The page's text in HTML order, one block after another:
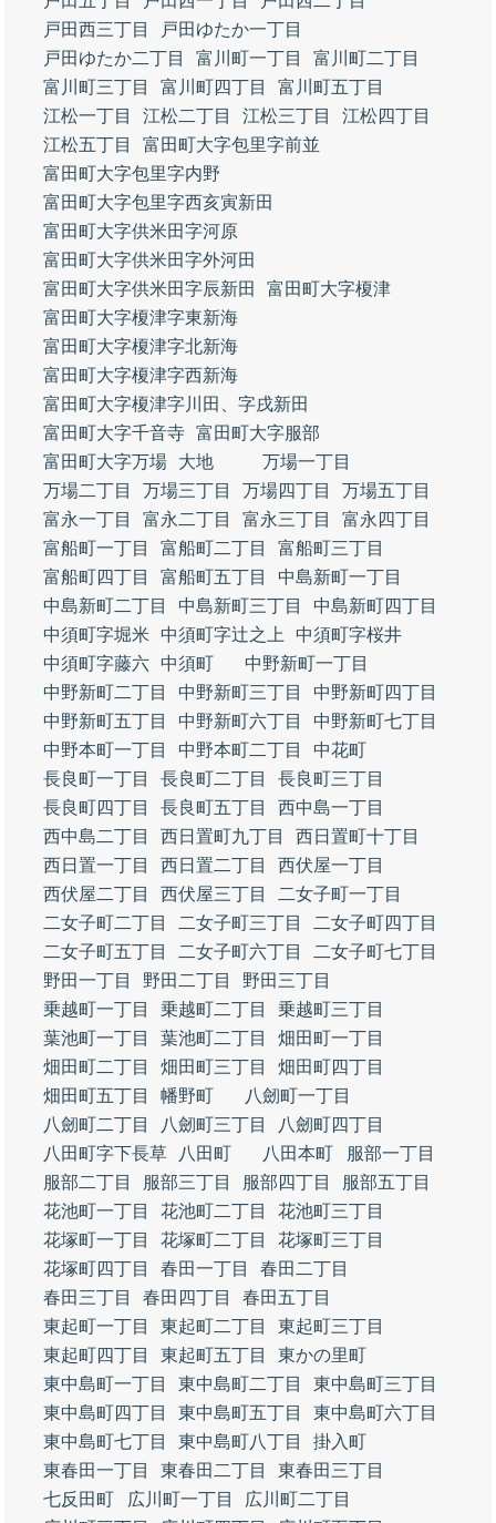
戸田西三丁目
戸田ゆたか一丁目
戸田ゆたか二丁目
富川町一丁目
富川町二丁目
富川町三丁目
富川町四丁目
富川町五丁目
江松一丁目
江松二丁目 江松三丁目
江松四丁目
江松五丁目
富田町大字包里字前並
富田町大字包里字内野
富田町大字包里字西亥寅新田
富田町大字供米田字河原
富田町大字供米田字外河田
富田町大字供米田字辰新田
富田町大字榎津
富田町大字榎津字東新海
富田町大字榎津字北新海
富田町大字榎津字西新海
富田町大字榎津字川田、字戌新田
富田町大字千音寺 富田町大字服部
富田町大字万場
大地
万場一丁目
万場二丁目
万場三丁目 万場四丁目
万場五丁目
富永一丁目
富永二丁目 富永三丁目
富永四丁目
富船町一丁目
富船町二丁目
富船町三丁目
富船町四丁目
富船町五丁目
中島新町一丁目
中島新町二丁目
中島新町三丁目
中島新町四丁目
中須町字堀米
中須町字辻之上
中須町字桜井
中須町字藤六
中須町
中野新町一丁目
中野新町二丁目
中野新町三丁目
中野新町四丁目
中野新町五丁目
中野新町六丁目
中野新町七丁目
中野本町一丁目
中野本町二丁目
中花町
長良町一丁目
長良町二丁目
長良町三丁目
長良町四丁目
長良町五丁目
西中島一丁目
西中島二丁目
西日置町九丁目
西日置町十丁目
西日置一丁目
西日置二丁目
西伏屋一丁目
西伏屋二丁目
西伏屋三丁目
二女子町一丁目
二女子町二丁目
二女子町三丁目
二女子町四丁目
二女子町五丁目
二女子町六丁目
二女子町七丁目
野田一丁目
野田二丁目
野田三丁目
乗越町一丁目
乗越町二丁目
乗越町三丁目
葉池町一丁目
葉池町二丁目
畑田町一丁目
畑田町二丁目
畑田町三丁目
畑田町四丁目
畑田町五丁目
幡野町
八劒町一丁目
八劒町二丁目
八劒町三丁目
八劒町四丁目
八田町字下長草
八田町 八田本町
服部一丁目
服部二丁目
服部三丁目 服部四丁目
服部五丁目
花池町一丁目
花池町二丁目
花池町三丁目
花塚町一丁目
花塚町二丁目
花塚町三丁目
花塚町四丁目
春田一丁目
春田二丁目
春田三丁目
春田四丁目
春田五丁目
東起町一丁目
東起町二丁目
東起町三丁目
東起町四丁目
東起町五丁目
東かの里町
東中島町一丁目
東中島町二丁目
東中島町三丁目
東中島町四丁目
東中島町五丁目
東中島町六丁目
東中島町七丁目
東中島町八丁目
掛入町
東春田一丁目
東春田二丁目
東春田三丁目
七反田町
広川町一丁目
広川町二丁目